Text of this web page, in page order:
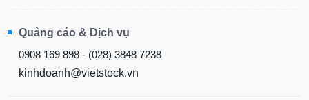
Quảng cáo & Dịch vụ
0908 169 898 - (028) 3848 7238
kinhdoanh@vietstock.vn